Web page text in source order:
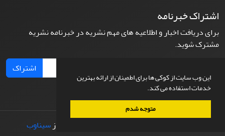
این وب سایت از کوکی ها برای اطمینان از ارائه بهترین
خدمات استفاده می کند.
متوجه شدم
اشتراک خبرنامه
برای دریافت اخبار و اطلاعیه های مهم نشریه در خبرنامه نشریه
مشترک شوید.
اشتراک
طراحی و پیاده سازی ازسیناوب